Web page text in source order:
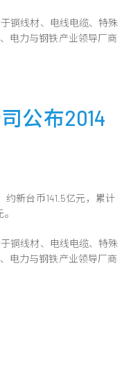
铜线材、电线电缆、特殊
电力与钢铁产业领导厂商
公布2014
新台币141.5亿元，累计
铜线材、电线电缆、特殊
电力与钢铁产业领导厂商